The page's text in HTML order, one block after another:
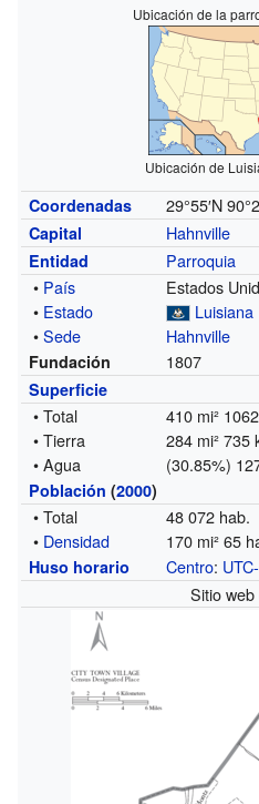
Ubicación de la
Ubicación de
Coordenadas 29°55′N
Capital Hahnville
Entidad
Parroquia
• País
Estados
• Estado
Luisiana
•Sede Hahnville
Fundación 1807
Superficie
• Total 410 mi²
• Tierra
284 mi² 735
• Agua
(30.85%)
Población (2000)
• Total
48 072 hab.
• Densidad 170 mi² 65
Huso horario Centro:
Sitio web